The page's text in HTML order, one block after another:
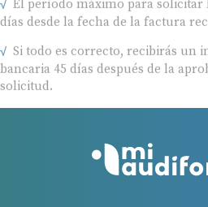
días desde la fecha de la factura
bancaria 45 días después de la
solicitud.